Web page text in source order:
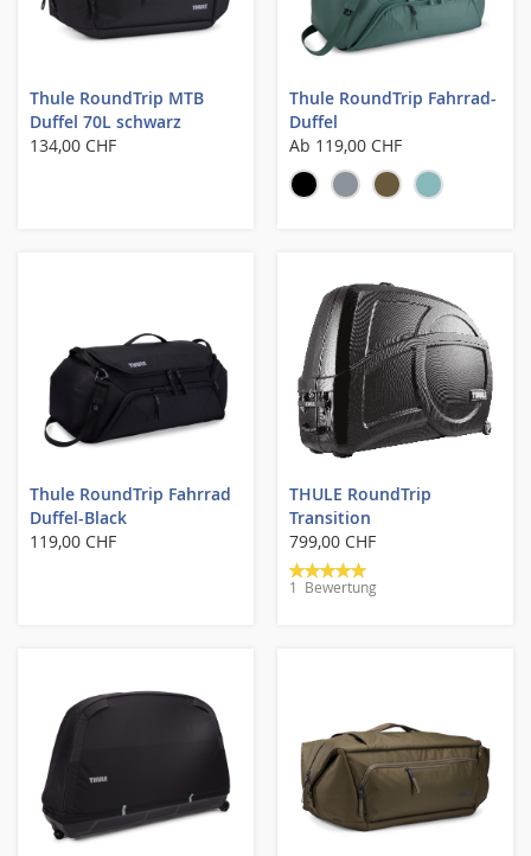
Thule RoundTrip MTB
Duffel 70L schwarz
134,00 CHF
Thule RoundTrip Fahrrad-
Duffel
Ab 119,00 CHF
Thule RoundTrip Fahrrad
Duffel-Black
119,00 CHF
THULE RoundTrip
Transition
799,00 CHF
Bewertung:
100%
1 Bewertung